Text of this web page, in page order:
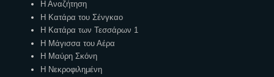
Η Αναζήτηση
Η Κατάρα του Σένγκαο
Η Κατάρα των Τεσσάρων 1
Η Μάγισσα του Αέρα
Η Μαύρη Σκόνη
Η Νεκροφιλημένη